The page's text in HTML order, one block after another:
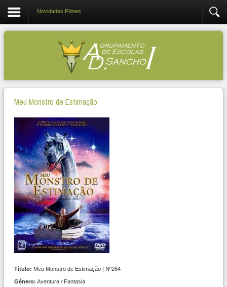
Novidades Filmes
Meu Monstro de Estimação
Título: Meu Monstro de Estimação | Nº264
Género: Aventura / Fantasia